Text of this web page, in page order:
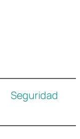
Seguridad